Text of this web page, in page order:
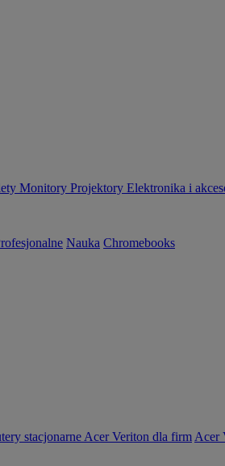
Monitory Projektory Elektronika i
Nauka Chromebooks
stacjonarne Acer Veriton dla firm Acer